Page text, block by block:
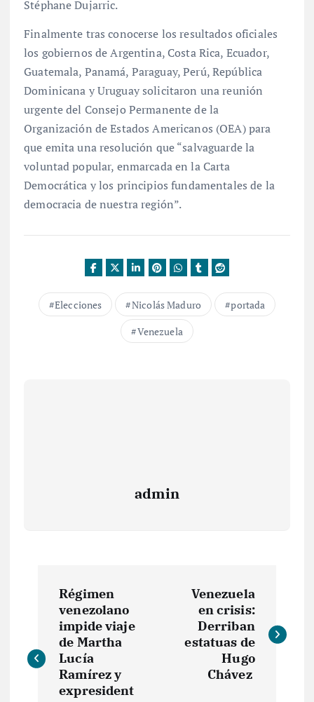
Stéphane Dujarric.
Finalmente tras conocerse los resultados oficiales
los gobiernos de Argentina, Costa Rica, Ecuador,
Guatemala, Panamá, Paraguay, Perú, República
Dominicana y Uruguay solicitaron una reunión
urgente del Consejo Permanente de la
Organización de Estados Americanos (OEA) para
que emita una resolución que “salvaguarde la
voluntad popular, enmarcada en la Carta
Democrática y los principios fundamentales de la
democracia de nuestra región”.
Elecciones Nicolás Maduro
portada
Venezuela
admin
v
Régimen
venezolano
impide viaje
de Martha
Lucía
Ramírez y
expresident
Venezuela
en crisis:
Derriban
estatuas de
Hugo
Chávez